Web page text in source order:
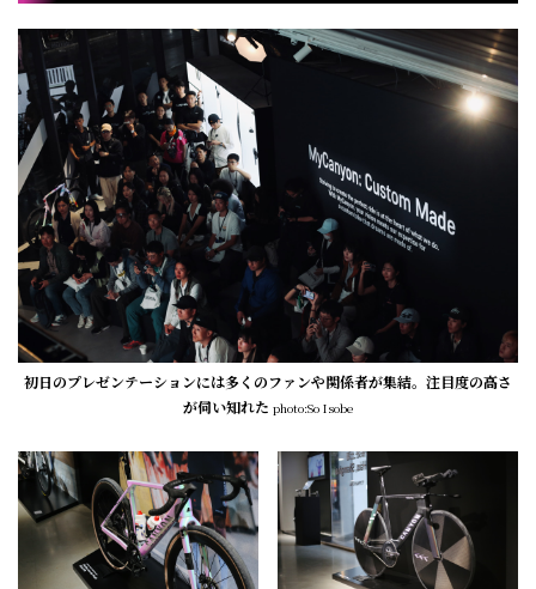
初日のプレゼンテーションには多くのファンや関係者が集結。注目度の高さ
が伺い知れた photo:So Isobe